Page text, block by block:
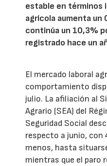
estable en términos
agrícola aumenta un
continúa un 10,3%
registrado hace un
El mercado laboral
comportamiento
julio. La afiliación al
Agrario (SEA) del
Seguridad Social
respecto a junio,
menos, hasta
mientras que el paro